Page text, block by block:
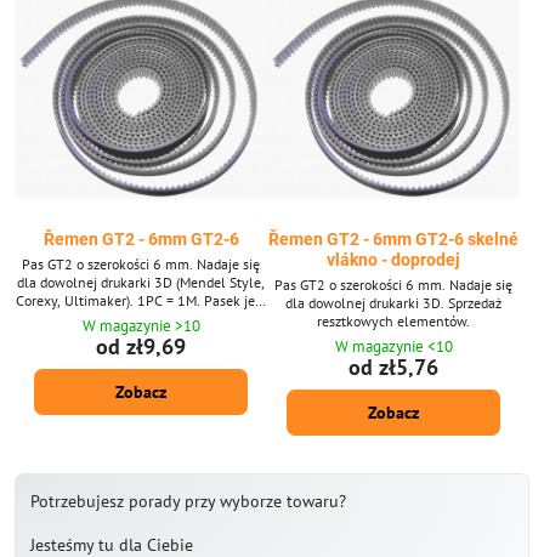
Řemen GT2 - 6mm GT2-6
Pas GT2 o szerokości 6 mm. Nadaje się
dla dowolnej drukarki 3D (Mendel Style,
Corexy, Ultimaker). 1PC = 1M. Pasek jest
wysyłany do 10 metrów. Ponad 10
metrów jest dostarczane w
wielokrotnościach 5 i 10 m.
W magazynie >10
od zł9,69
Zobacz
Řemen GT2 - 6mm GT2-6 skelné
vlákno - doprodej
Pas GT2 o szerokości 6 mm. Nadaje się
dla dowolnej drukarki 3D. Sprzedaż
resztkowych elementów.
W magazynie <10
od zł5,76
Zobacz
Potrzebujesz porady przy wyborze towaru?
Jesteśmy tu dla Ciebie